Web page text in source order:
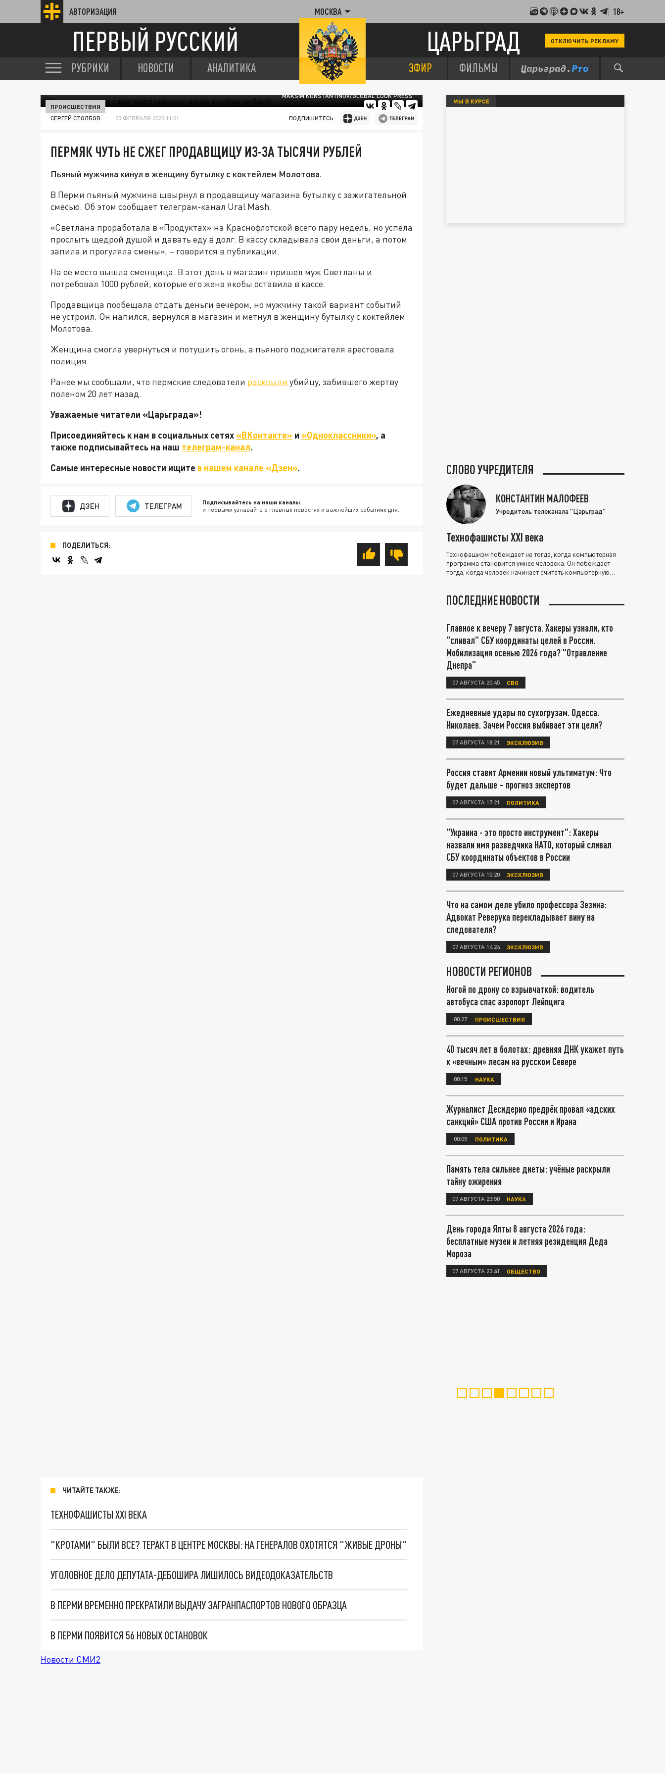
АВТОРИЗАЦИЯ МОСКВА 18+
ПЕРВЫЙ РУССКИЙ ЦАРЬГРАД ОТКЛЮЧИТЬ РЕКЛАМУ
РУБРИКИ НОВОСТИ АНАЛИТИКА ЭФИР ФИЛЬМЫ
MAKSIM KONSTANTINOV/GLOBAL LOOK PRESS
ПРОИСШЕСТВИЯ
СЕРГЕЙ СТОЛБОВ 03 ФЕВРАЛЯ 2023 11:01 ПОДПИШИТЕСЬ:
ПЕРМЯК ЧУТЬ НЕ СЖЕГ ПРОДАВЩИЦУ ИЗ-ЗА ТЫСЯЧИ РУБЛЕЙ
Пьяный мужчина кинул в женщину бутылку с коктейлем Молотова.
В Перми пьяный мужчина швырнул в продавщицу магазина бутылку с зажигательной
смесью. Об этом сообщает телеграм-канал Ural Mash.
«Светлана проработала в «Продуктах» на Краснофлотской всего пару недель, но успела
прослыть щедрой душой и давать еду в долг. В кассу складывала свои деньги, а потом
запила и прогуляла смены», – говорится в публикации.
На ее место вышла сменщица. В этот день в магазин пришел муж Светланы и
потребовал 1000 рублей, которые его жена якобы оставила в кассе.
Продавщица пообещала отдать деньги вечером, но мужчину такой вариант событий
не устроил. Он напился, вернулся в магазин и метнул в женщину бутылку с коктейлем
Молотова.
Женщина смогла увернуться и потушить огонь, а пьяного поджигателя арестовала
полиция.
Ранее мы сообщали, что пермские следователи раскрыли убийцу, забившего жертву
поленом 20 лет назад.
Уважаемые читатели «Царьграда»!
Присоединяйтесь к нам в социальных сетях«ВКонтакте» и «Одноклассники», а
также подписывайтесь на наш телеграм-канал.
Самые интересные новости ищите в нашем канале «Дзен».
ДЗЕН ТЕЛЕГРАМ Подписывайтесь на наши каналы
и первыми узнавайте о главных новостях и важнейших событиях дня.
ПОДЕЛИТЬСЯ:
ЧИТАЙТЕ ТАКЖЕ:
ТЕХНОФАШИСТЫ XXI ВЕКА
"КРОТАМИ" БЫЛИ ВСЕ? ТЕРАКТ В ЦЕНТРЕ МОСКВЫ: НА ГЕНЕРАЛОВ ОХОТЯТСЯ "ЖИВЫЕ ДРОНЫ"
УГОЛОВНОЕ ДЕЛО ДЕПУТАТА-ДЕБОШИРА ЛИШИЛОСЬ ВИДЕОДОКАЗАТЕЛЬСТВ
В ПЕРМИ ВРЕМЕННО ПРЕКРАТИЛИ ВЫДАЧУ ЗАГРАНПАСПОРТОВ НОВОГО ОБРАЗЦА
В ПЕРМИ ПОЯВИТСЯ 56 НОВЫХ ОСТАНОВОК
Новости СМИ2
МЫ В КУРСЕ
СЛОВО УЧРЕДИТЕЛЯ
КОНСТАНТИН МАЛОФЕЕВ
Учредитель телеканала "Царьград"
Технофашисты XXI века
Технофашизм побеждает не тогда, когда компьютерная
программа становится умнее человека. Он побеждает
тогда, когда человек начинает считать компьютерную
ПОСЛЕДНИЕ НОВОСТИ
Главное к вечеру 7 августа. Хакеры узнали, кто
"сливал" СБУ координаты целей в России.
Мобилизация осенью 2026 года? "Отравление
Днепра"
07 АВГУСТА 20:45 СВО
Ежедневные удары по сухогрузам. Одесса.
Николаев. Зачем Россия выбивает эти цели?
07 АВГУСТА 18:21 ЭКСКЛЮЗИВ
Россия ставит Армении новый ультиматум: Что
будет дальше – прогноз экспертов
07 АВГУСТА 17:21 ПОЛИТИКА
"Украина - это просто инструмент": Хакеры
назвали имя разведчика НАТО, который сливал
СБУ координаты объектов в России
07 АВГУСТА 15:20 ЭКСКЛЮЗИВ
Что на самом деле убило профессора Зезина:
Адвокат Реверука перекладывает вину на
следователя?
07 АВГУСТА 14:24 ЭКСКЛЮЗИВ
НОВОСТИ РЕГИОНОВ
Ногой по дрону со взрывчаткой: водитель
автобуса спас аэропорт Лейпцига
00:27 ПРОИСШЕСТВИЯ
40 тысяч лет в болотах: древняя ДНК укажет путь
к «вечным» лесам на русском Севере
00:15 НАУКА
Журналист Десидерио предрёк провал «адских
санкций» США против России и Ирана
00:05 ПОЛИТИКА
Память тела сильнее диеты: учёные раскрыли
тайну ожирения
07 АВГУСТА 23:50 НАУКА
День города Ялты 8 августа 2026 года:
бесплатные музеи и летняя резиденция Деда
Мороза
07 АВГУСТА 23:41 ОБЩЕСТВО